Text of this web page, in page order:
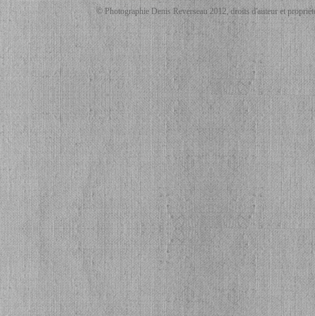
© Photographie Denis Reverseau 2012, droits d'auteur et